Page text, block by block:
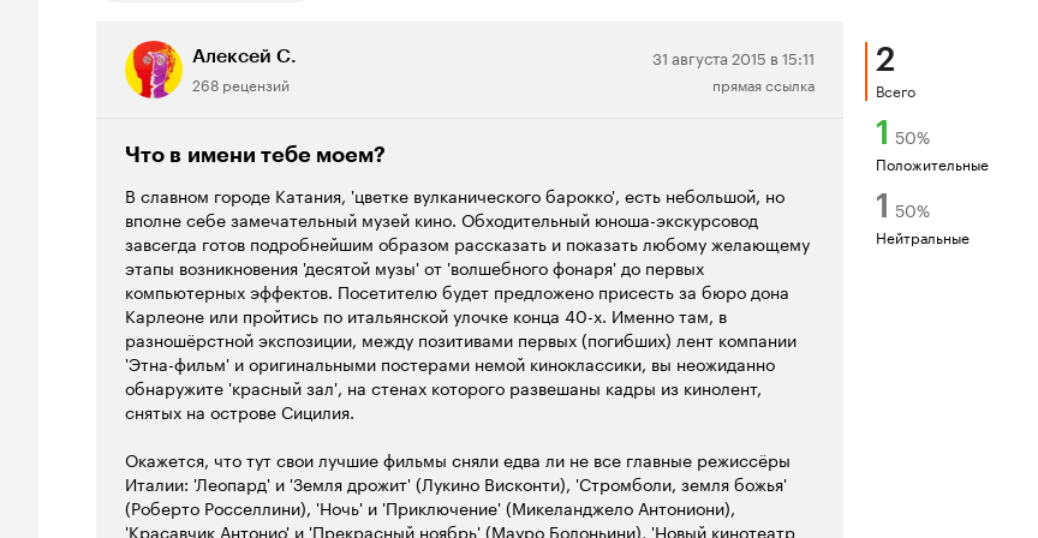
Алексей С.
268 рецензий
Нейтральная
рецензия
31 августа 2015 в 15:11
прямая ссылка
Что в имени тебе моем?
В славном городе Катания, 'цветке вулканического барокко', есть небольшой, но
вполне себе замечательный музей кино. Обходительный юноша-экскурсовод
завсегда готов подробнейшим образом рассказать и показать любому желающему
этапы возникновения 'десятой музы' от 'волшебного фонаря' до первых
компьютерных эффектов. Посетителю будет предложено присесть за бюро дона
Карлеоне или пройтись по итальянской улочке конца 40-х. Именно там, в
разношёрстной экспозиции, между позитивами первых (погибших) лент компании
'Этна-фильм' и оригинальными постерами немой киноклассики, вы неожиданно
обнаружите 'красный зал', на стенах которого развешаны кадры из кинолент,
снятых на острове Сицилия.
Окажется, что тут свои лучшие фильмы сняли едва ли не все главные режиссёры
Италии: 'Леопард' и 'Земля дрожит' (Лукино Висконти), 'Стромболи, земля божья'
(Роберто Росселлини), 'Ночь' и 'Приключениe' (Микеланджело Антониони),
'Красавчик Антонио' и 'Прекрасный ноябрь' (Мауро Болоньини), 'Новый кинотеатр
2
Всего
1 50%
Положительные
1 50%
Нейтральные